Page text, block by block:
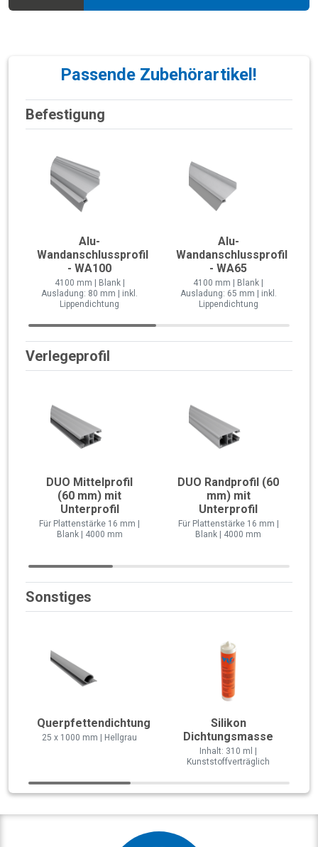
Passende Zubehörartikel!
Befestigung
Alu-
Wandanschlussprofil
- WA100
4100 mm | Blank |
Ausladung: 80 mm | inkl.
Lippendichtung
Alu-
Wandanschlussprofil
- WA65
4100 mm | Blank |
Ausladung: 65 mm | inkl.
Lippendichtung
Verlegeprofil
DUO Mittelprofil
(60 mm) mit
Unterprofil
Für Plattenstärke 16 mm |
Blank | 4000 mm
DUO Randprofil (60
mm) mit
Unterprofil
Für Plattenstärke 16 mm |
Blank | 4000 mm
Sonstiges
Querpfettendichtung
25 x 1000 mm | Hellgrau
Silikon
Dichtungsmasse
Inhalt: 310 ml |
Kunststoffverträglich